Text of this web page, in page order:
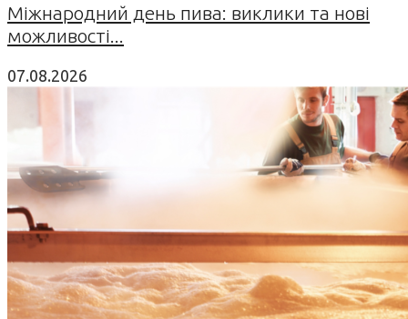
Міжнародний день пива: виклики та нові
можливості...
07.08.2026